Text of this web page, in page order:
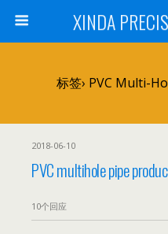
XINDA
标签› PVC Multi-
2018-06-10
PVC multihole pipe
10个回应